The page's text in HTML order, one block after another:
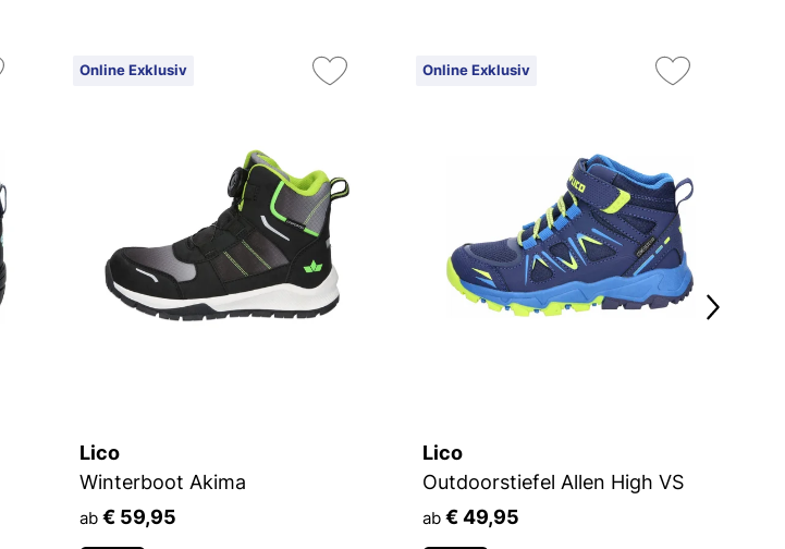
Online Exklusiv
Lico
Winterboot Akima
ab € 59,95
Online Exklusiv
Lico
Outdoorstiefel Allen High VS
ab € 49,95